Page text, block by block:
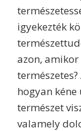
igyekezték
azon,
hogyan
természet
valamely